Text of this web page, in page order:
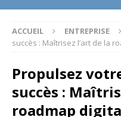
ACCUEIL ENTREPRISE
succès : Maîtrisez l’art de la
Propulsez
succès :
roadmap